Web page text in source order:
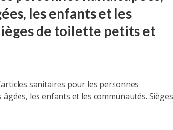
les enfants et les
de toilette petits et
sanitaires pour les personnes
les enfants et les communautés. Sièges